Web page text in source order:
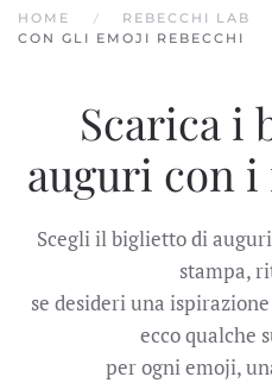
HOME REBECCHI LAB
CON GLI EMOJI REBECCHI
Scarica i
auguri con
Scegli il biglietto di
stampa,
se desideri una
ecco qualche
per ogni emoji,